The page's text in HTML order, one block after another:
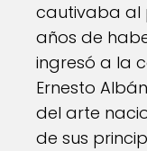
cautivaba al
años de
ingresó a la
Ernesto
del arte
de sus